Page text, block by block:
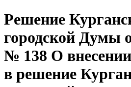
Решение
городской Думы
№ 138 О
в решение